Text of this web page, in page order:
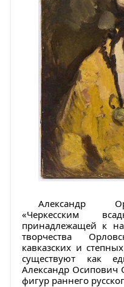
Александр
«Черкесским
принадлежащей к
творчества
кавказских и
существуют как
Александр Осипович
фигур раннего